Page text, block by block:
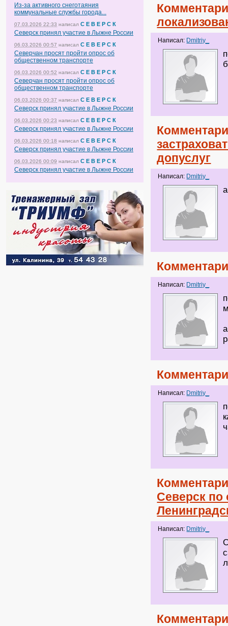
Из-за активного снеготаяния
коммунальные службы города...
07.03.2026 22:33 написал С Е В Е Р С К
Северск принял участие в Лыжне России
06.03.2026 00:57 написал С Е В Е Р С К
Северчан просят пройти опрос об
общественном транспорте
06.03.2026 00:52 написал С Е В Е Р С К
Северчан просят пройти опрос об
общественном транспорте
06.03.2026 00:37 написал С Е В Е Р С К
Северск принял участие в Лыжне России
06.03.2026 00:23 написал С Е В Е Р С К
Северск принял участие в Лыжне России
06.03.2026 00:18 написал С Е В Е Р С К
Северск принял участие в Лыжне России
06.03.2026 00:09 написал С Е В Е Р С К
Северск принял участие в Лыжне России
Написал: Dmitriy_
допуслуг
Написал: Dmitriy_
Написал: Dmitriy_
Написал: Dmitriy_
Северск по
Написал: Dmitriy_